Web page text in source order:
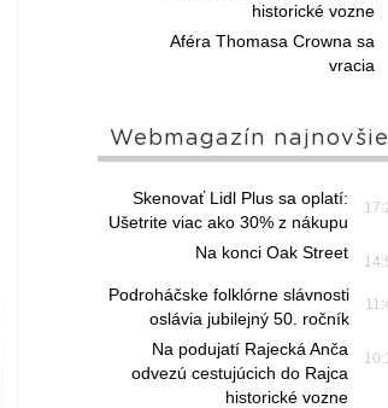
historické vozne
Aféra Thomasa Crowna sa
vracia
Webmagazín najnovšie
Skenovať Lidl Plus sa oplatí:
Ušetrite viac ako 30% z nákupu
Na konci Oak Street
Podroháčske folklórne slávnosti
oslávia jubilejný 50. ročník
Na podujatí Rajecká Anča
odvezú cestujúcich do Rajca
historické vozne